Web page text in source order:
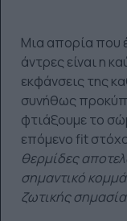
Μια απορία που
άντρες είναι η
εκφάνσεις της
συνήθως
φτιάξουμε το
επόμενο fit
θερμίδες
σημαντικό
ζωτικής